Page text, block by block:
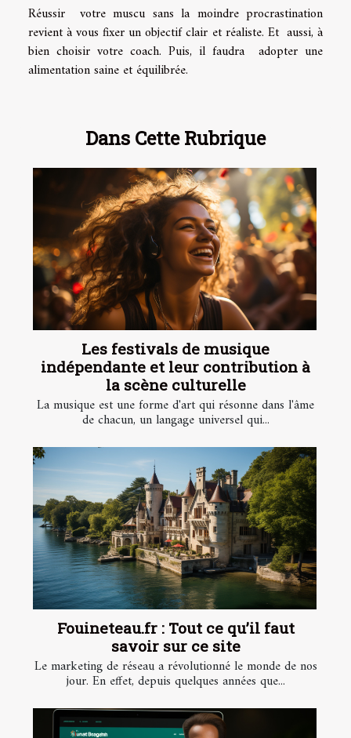
Réussir votre muscu sans la moindre procrastination
revient à vous fixer un objectif clair et réaliste. Et aussi, à
bien choisir votre coach. Puis, il faudra adopter une
alimentation saine et équilibrée.
Dans Cette Rubrique
Les festivals de musique
indépendante et leur contribution à
la scène culturelle
La musique est une forme d'art qui résonne dans l'âme
de chacun, un langage universel qui...
Fouineteau.fr : Tout ce qu’il faut
savoir sur ce site
Le marketing de réseau a révolutionné le monde de nos
jour. En effet, depuis quelques années que...